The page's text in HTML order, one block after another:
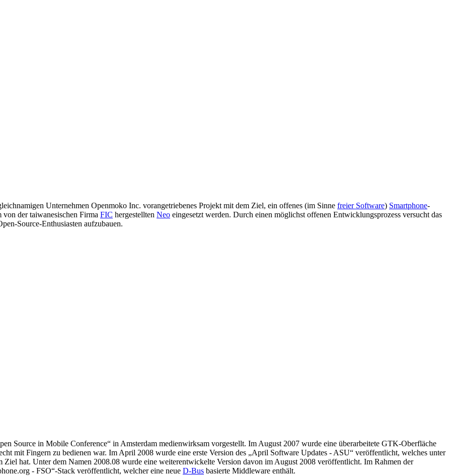
Unternehmen Openmoko Inc. vorangetriebenes Projekt mit dem Ziel, ein offenes (im Sinne freier Software) Smartphone-
der taiwanesischen Firma FIC hergestellten Neo eingesetzt werden. Durch einen möglichst offenen Entwicklungsprozess versucht das
Source-Enthusiasten aufzubauen.
Source in Mobile Conference“ in Amsterdam medienwirksam vorgestellt. Im August 2007 wurde eine überarbeitete GTK-Oberfläche
mit Fingern zu bedienen war. Im April 2008 wurde eine erste Version des „April Software Updates - ASU“ veröffentlicht, welches unter
Ziel hat. Unter dem Namen 2008.08 wurde eine weiterentwickelte Version davon im August 2008 veröffentlicht. Im Rahmen der
- FSO“-Stack veröffentlicht, welcher eine neue D-Bus basierte Middleware enthält.